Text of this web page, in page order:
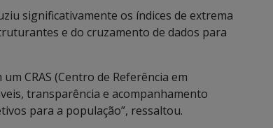
significativamente os índices de extrema
e do cruzamento de dados para
CRAS (Centro de Referência em
transparência e acompanhamento
para a população”, ressaltou.